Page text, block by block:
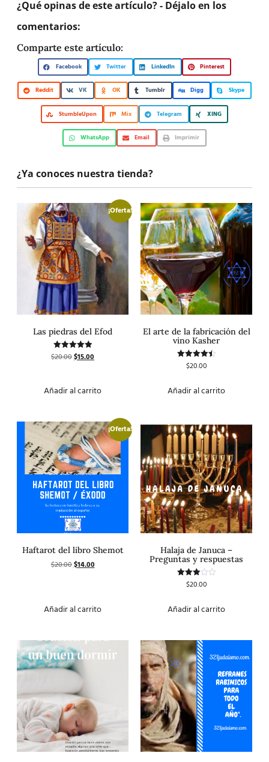
¿Qué opinas de este artículo? - Déjalo en los
comentarios:
Comparte este artículo:
Facebook Twitter LinkedIn Pinterest
Reddit VK OK Tumblr Digg Skype
StumbleUpon Mix Telegram XING
WhatsApp Email Imprimir
¿Ya conoces nuestra tienda?
¡Oferta!
Las piedras del Efod
Valorado
con
$20.00$15.00
Añadir al carrito
El arte de la fabricación del
vino Kasher
Valorado
$20.00
Añadir al carrito
¡Oferta!
Haftarot del libro Shemot
$20.00$14.00
Añadir al carrito
Halaja de Januca –
Preguntas y respuestas
Valorado
con
$20.00
Añadir al carrito